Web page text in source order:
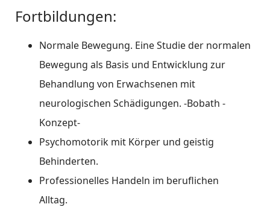
Fortbildungen:
Normale Bewegung. Eine Studie der normalen
Bewegung als Basis und Entwicklung zur
Behandlung von Erwachsenen mit
neurologischen Schädigungen. -Bobath -
Konzept-
Psychomotorik mit Körper und geistig
Behinderten.
Professionelles Handeln im beruflichen
Alltag.